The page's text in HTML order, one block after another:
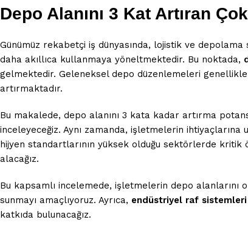
Depo Alanını 3 Kat Artıran
Günümüz rekabetçi iş dünyasında, lojistik ve
daha akıllıca kullanmaya yöneltmektedir. Bu noktada,
gelmektedir. Geleneksel depo düzenlemeleri
artırmaktadır.
Bu makalede, depo alanını 3 kata kadar artırma
inceleyeceğiz. Aynı zamanda, işletmelerin
hijyen standartlarının yüksek olduğu sektörlerde kritik
alacağız.
Bu kapsamlı incelemede, işletmelerin depo
sunmayı amaçlıyoruz. Ayrıca, endüstriyel raf sistemleri
katkıda bulunacağız.